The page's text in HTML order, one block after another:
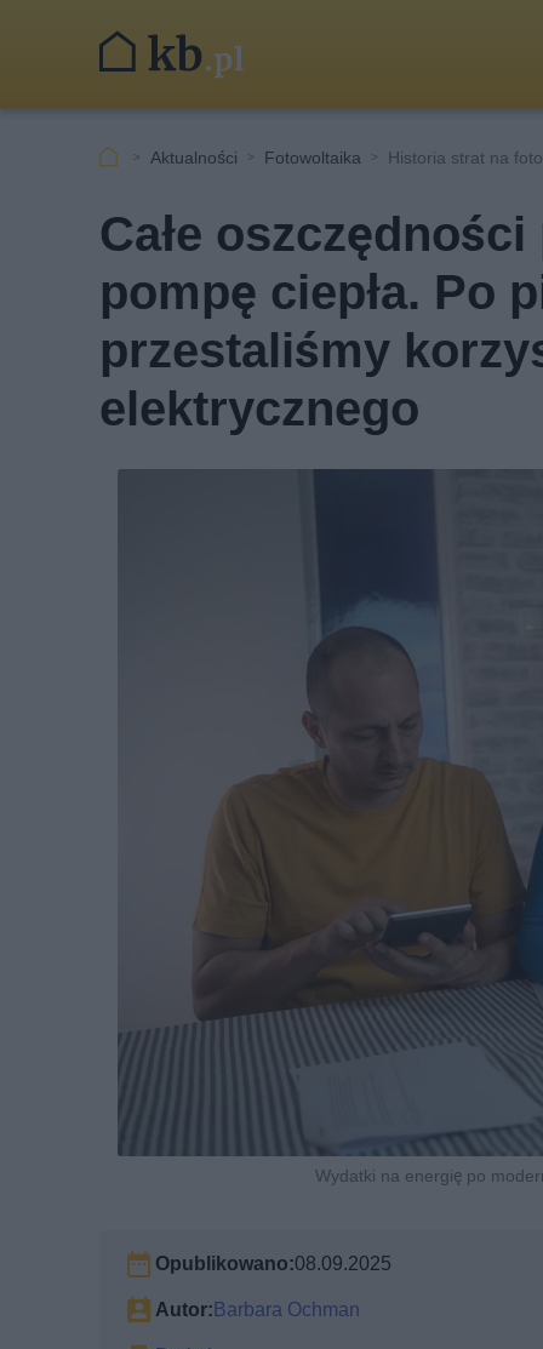
Aktualności Fotowoltaika Historia strat na
Całe
pompę ciepła. Po
przestaliśmy
elektrycznego
Wydatki na energię po
Opublikowano:08.09.2025
Autor:Barbara Ochman